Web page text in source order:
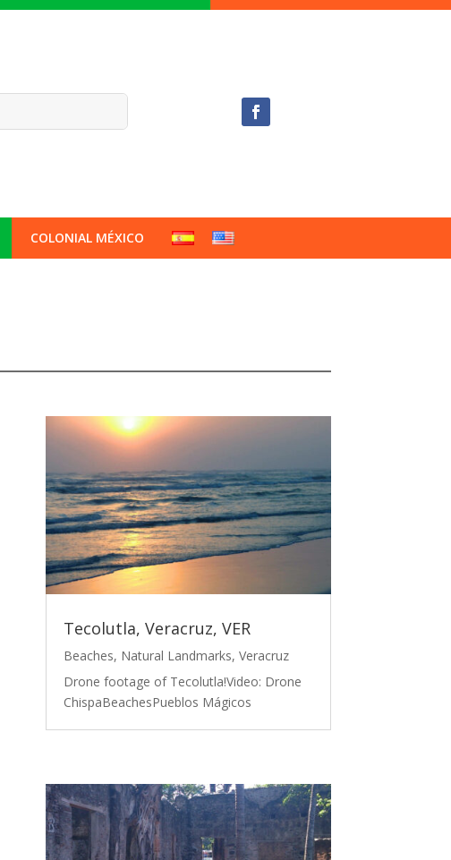
COLONIAL MÉXICO
Tecolutla, Veracruz, VER
Beaches, Natural Landmarks, Veracruz
Drone footage of Tecolutla!Video: Drone
ChispaBeachesPueblos Mágicos